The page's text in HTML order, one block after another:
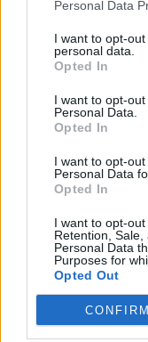
Personal Data
I want to opt-
personal data.
Opted In
I want to opt-
Personal Data.
Opted In
I want to opt-
Personal Data
Opted In
I want to opt-out
Retention,
Personal Data
Purposes for
Opted Out
CONFIRM
„Joaca de-a
înfrângere
Dăncilă au
PSD,
Iohannis este
la ONU”
Bogdan
bani și de la
finanțat să
DOCUMENT.